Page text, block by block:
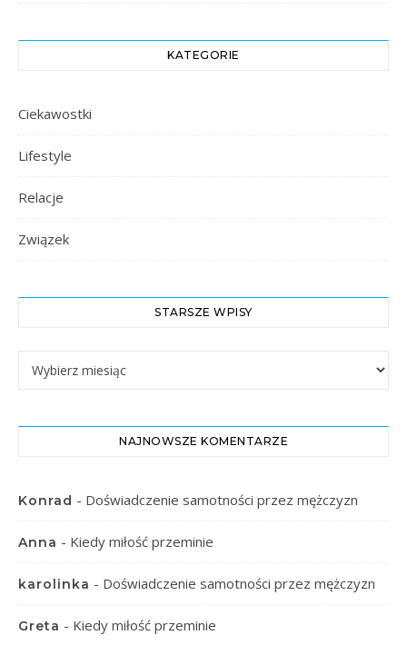
KATEGORIE
Ciekawostki
Lifestyle
Relacje
Związek
STARSZE WPISY
Starsze Wpisy
NAJNOWSZE KOMENTARZE
Konrad - Doświadczenie samotności przez mężczyzn
Anna - Kiedy miłość przeminie
karolinka - Doświadczenie samotności przez mężczyzn
Greta - Kiedy miłość przeminie